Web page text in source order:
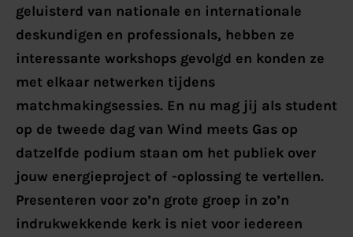
geluisterd van nationale en internationale
deskundigen en professionals, hebben ze
interessante workshops gevolgd en konden ze
met elkaar netwerken tijdens
matchmakingsessies. En nu mag jij als student
op de tweede dag van Wind meets Gas op
datzelfde podium staan om het publiek over
jouw energieproject of -oplossing te vertellen.
Presenteren voor zo’n grote groep in zo’n
indrukwekkende kerk is niet voor iedereen